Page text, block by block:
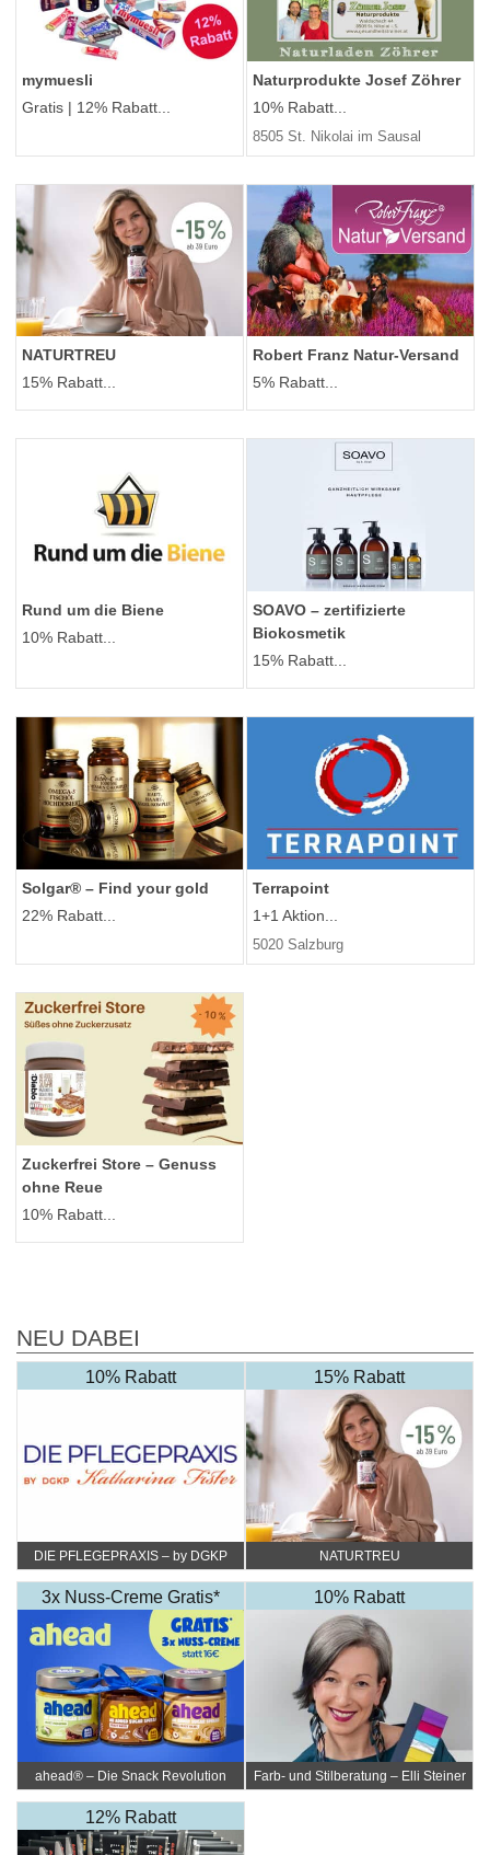
mymuesli
Gratis | 12% Rabatt...
Naturprodukte Josef Zöhrer
10% Rabatt...
8505 St. Nikolai im Sausal
NATURTREU
15% Rabatt...
Robert Franz Natur-Versand
5% Rabatt...
Rund um die Biene
10% Rabatt...
SOAVO – zertifizierte
Biokosmetik
15% Rabatt...
Solgar® – Find your gold
22% Rabatt...
Terrapoint
1+1 Aktion...
5020 Salzburg
Zuckerfrei Store – Genuss
ohne Reue
10% Rabatt...
NEU DABEI
10% Rabatt
DIE PFLEGEPRAXIS – by DGKP
Katharina Fister
15% Rabatt
NATURTREU
3x Nuss-Creme Gratis*
ahead® – Die Snack Revolution
10% Rabatt
Farb- und Stilberatung – Elli Steiner
12% Rabatt